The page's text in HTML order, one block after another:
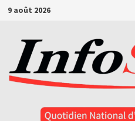
Passer
contenu
9 août 2026